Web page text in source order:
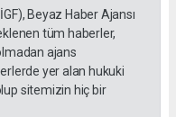
Beyaz Haber Ajansı
tüm haberler,
ajans
yer alan hukuki
sitemizin hiç bir